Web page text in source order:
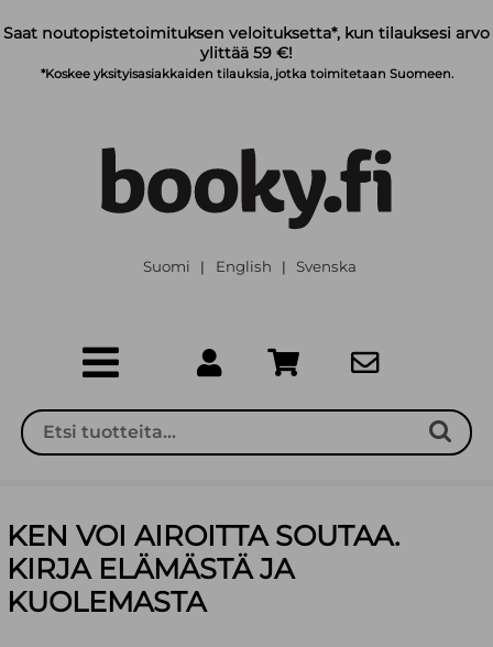
Saat noutopistetoimituksen veloituksetta*, kun tilauksesi arvo
ylittää 59 €!
*Koskee yksityisasiakkaiden tilauksia, jotka toimitetaan Suomeen.
Suomi | English | Svenska
KEN VOI AIROITTA SOUTAA.
KIRJA ELÄMÄSTÄ JA
KUOLEMASTA